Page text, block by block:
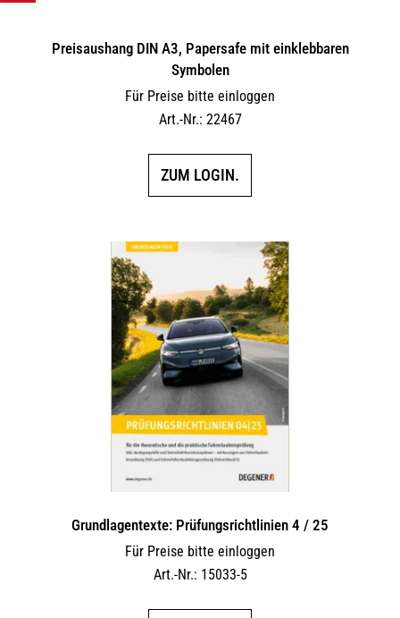
Preisaushang DIN A3, Papersafe mit einklebbaren
Symbolen
Für Preise bitte einloggen
Art.-Nr.: 22467
ZUM LOGIN.
Grundlagentexte: Prüfungsrichtlinien 4 / 25
Für Preise bitte einloggen
Art.-Nr.: 15033-5